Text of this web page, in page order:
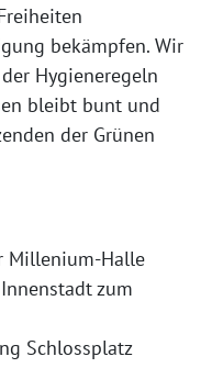
bekämpfen. Wir
Hygieneregeln
bleibt bunt und
der Grünen
Millenium-Halle
zum
Schlossplatz